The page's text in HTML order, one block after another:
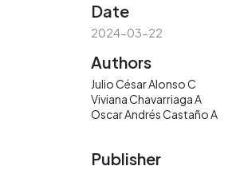
Date
2024-03-22
Authors
Julio César Alonso C
Viviana Chavarriaga A
Oscar Andrés Castaño A
Publisher